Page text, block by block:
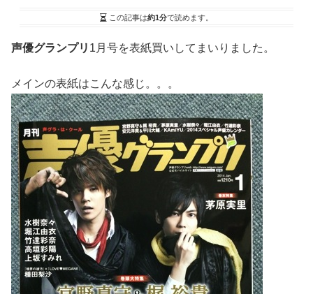
この記事は約1分で読めます。
声優グランプリ 1月号を表紙買いしてまいりました。
メインの表紙はこんな感じ。。。